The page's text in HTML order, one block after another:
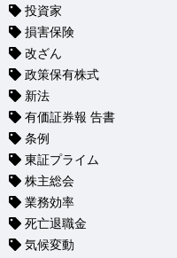
投資家
損害保険
改ざん
政策保有株式
新法
有価証券報 告書
条例
東証プライム
株主総会
業務効率
死亡退職金
気候変動